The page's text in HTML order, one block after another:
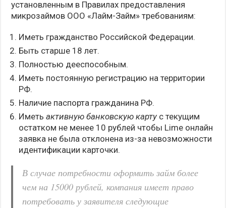
установленным в Правилах предоставления
микрозаймов ООО «Лайм-Займ» требованиям:
Иметь гражданство Российской Федерации.
Быть старше 18 лет.
Полностью дееспособным.
Иметь постоянную регистрацию на территории
РФ.
Наличие паспорта гражданина РФ.
Иметьактивную банковскую карту с текущим
остатком не менее 10 рублей чтобы Lime онлайн
заявка не была отклонена из-за невозможности
идентификации карточки.
В случае потребности оформить займ более
чем на 15000 рублей, компания имеет право
потребовать у заявителя следующие